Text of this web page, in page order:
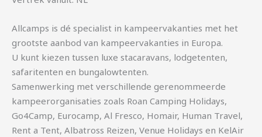
Allcamps is dé specialist in kampeervakanties met het
grootste aanbod van kampeervakanties in Europa.
U kunt kiezen tussen luxe stacaravans, lodgetenten,
safaritenten en bungalowtenten.
Samenwerking met verschillende gerenommeerde
kampeerorganisaties zoals Roan Camping Holidays,
Go4Camp, Eurocamp, Al Fresco, Homair, Human Travel,
Rent a Tent, Albatross Reizen, Venue Holidays en KelAir